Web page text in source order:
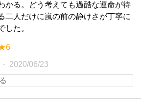
かる。どう考えても過酷な運命が待
二人だけに嵐の前の静けさが丁寧に
した。
2020/06/23